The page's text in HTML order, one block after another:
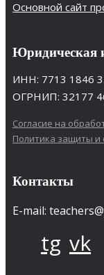
Основной сайт
Юридическая
ИНН: 7713 1846
ОГРНИП: 32177
Согласие на
Политика защиты и
Контакты
E-mail:
tg vk